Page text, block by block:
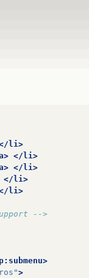
li>
</li>
</li>
</li>
li>
-->
>